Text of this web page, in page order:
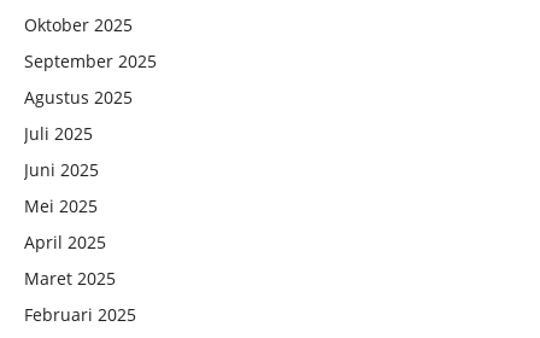
Oktober 2025
September 2025
Agustus 2025
Juli 2025
Juni 2025
Mei 2025
April 2025
Maret 2025
Februari 2025